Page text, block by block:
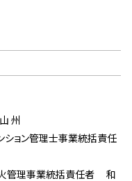
ン管理士事業統括責任
理事業統括責任者 和